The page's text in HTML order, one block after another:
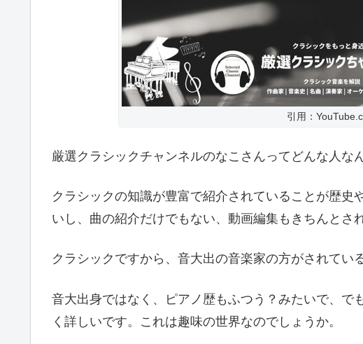
引用：
厳選クラシックチャンネルのなこさんってどんな人な
クラシックの知識が豊富で紹介されていることが歴史
いし、曲の紹介だけでもない、動画編集もきちんとさ
クラシックですから、音大出の音楽家の方がされてい
音大出身ではなく、ピアノ歴もふつう？みたいで、で
く詳しいです。これは趣味の世界なのでしょうか。